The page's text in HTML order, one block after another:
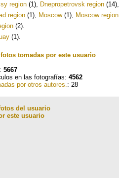
region (1), Dnepropetrovsk region (14),
region (1), Moscow(1), Moscow region
(2).
(1).
tomadas por este usuario
5667
en las fotografías: 4562
por otros autores.: 28
del usuario
este usuario